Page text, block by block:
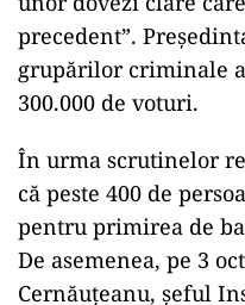
Declarațiile lui
briefing susținut de